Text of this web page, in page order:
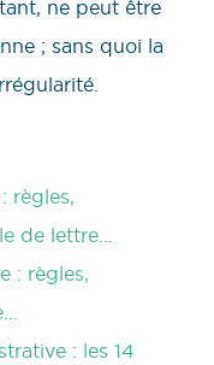
ne peut être
; sans quoi la
règles,
de lettre…
: règles,
: les 14